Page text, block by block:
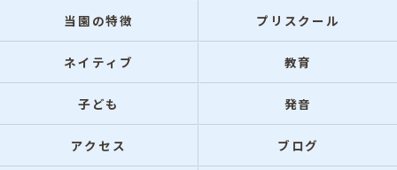
当園の特徴 プリスクール
ネイティブ 教育
子ども 発音
アクセス ブログ